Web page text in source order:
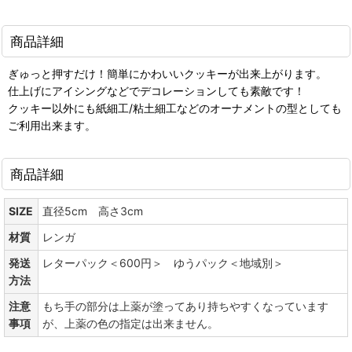
商品詳細
ぎゅっと押すだけ！簡単にかわいいクッキーが出来上がります。
仕上げにアイシングなどでデコレーションしても素敵です！
クッキー以外にも紙細工/粘土細工などのオーナメントの型としても
ご利用出来ます。
商品詳細
SIZE
直径5cm 高さ3cm
材質
レンガ
発送
方法
レターパック＜600円＞ ゆうパック＜地域別＞
注意
事項
もち手の部分は上薬が塗ってあり持ちやすくなっています
が、上薬の色の指定は出来ません。